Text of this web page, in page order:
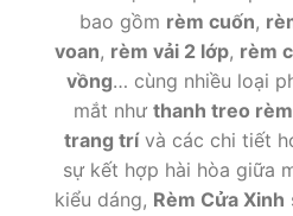
bao gồm rèm cuốn,
voan, rèm vải 2 lớp, rèm
vồng… cùng nhiều loại
mắt như thanh treo rèm
trang trívà các chi tiết
sự kết hợp hài hòa giữa
kiểu dáng, Rèm Cửa Xinh